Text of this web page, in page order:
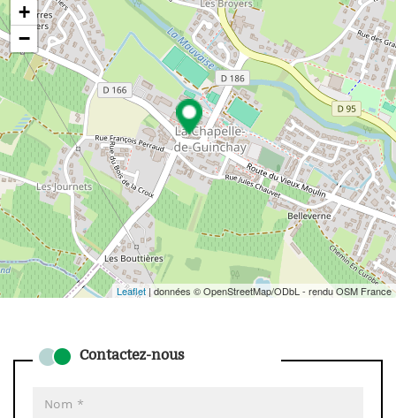
+
−
Leaflet | données © OpenStreetMap/ODbL - rendu OSM France
Contactez-nous